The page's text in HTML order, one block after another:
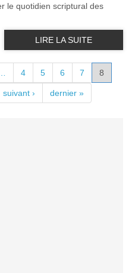
le quotidien scriptural des
LIRE LA SUITE
4 5 6 7 8
suivant › dernier »